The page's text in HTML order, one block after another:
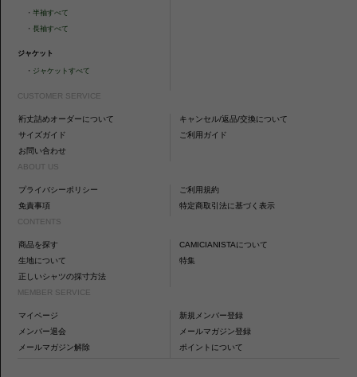
・半袖すべて
・長袖すべて
ジャケット
・ ジャケットすべて
CUSTOMER SERVICE
裄丈詰めオーダーについて
キャンセル/返品/交換について
サイズガイド
ご利用ガイド
お問い合わせ
ABOUT US
プライバシーポリシー
ご利用規約
免責事項
特定商取引法に基づく表示
CONTENTS
商品を探す
CAMICIANISTAについて
生地について
特集
正しいシャツの採寸方法
MEMBER SERVICE
マイページ
新規メンバー登録
メンバー退会
メールマガジン登録
メールマガジン解除
ポイントについて